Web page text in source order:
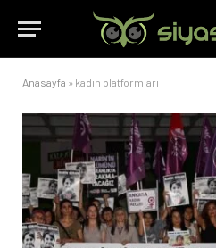
Anasayfa » kadın platformları